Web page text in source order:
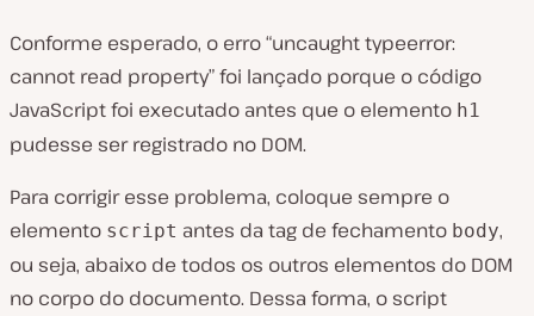
Conforme esperado, o erro “uncaught typeerror:
cannot read property” foi lançado porque o código
JavaScript foi executado antes que o elemento h1
pudesse ser registrado no DOM.
Para corrigir esse problema, coloque sempre o
elemento script antes da tag de fechamento body,
ou seja, abaixo de todos os outros elementos do DOM
no corpo do documento. Dessa forma, o script